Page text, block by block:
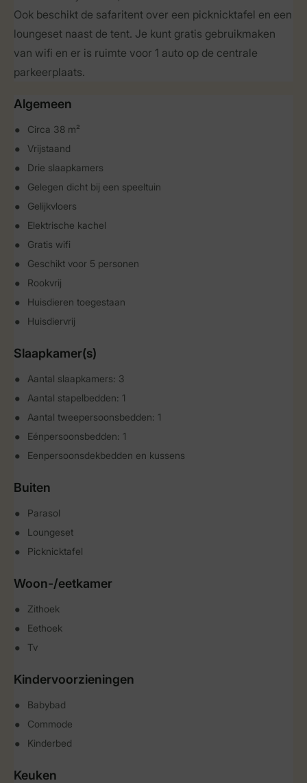
Ook beschikt de safaritent over een picknicktafel en een
loungeset naast de tent. Je kunt gratis gebruikmaken
van wifi en er is ruimte voor 1 auto op de centrale
parkeerplaats.
Algemeen
Circa 38 m²
Vrijstaand
Drie slaapkamers
Gelegen dicht bij een speeltuin
Gelijkvloers
Elektrische kachel
Gratis wifi
Geschikt voor 5 personen
Rookvrij
Huisdieren toegestaan
Huisdiervrij
Slaapkamer(s)
Aantal slaapkamers: 3
Aantal stapelbedden: 1
Aantal tweepersoonsbedden: 1
Eénpersoonsbedden: 1
Eenpersoonsdekbedden en kussens
Buiten
Parasol
Loungeset
Picknicktafel
Woon-/eetkamer
Zithoek
Eethoek
Tv
Kindervoorzieningen
Babybad
Commode
Kinderbed
Keuken